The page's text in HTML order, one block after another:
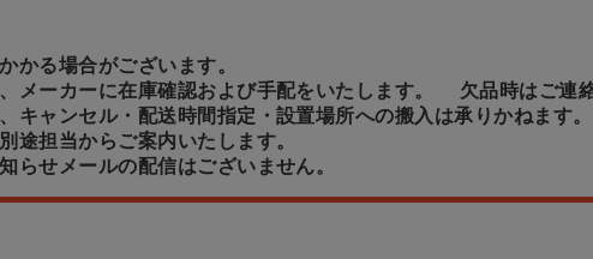
かる場合がございます。
メーカーに在庫確認および手配をいたします。 欠品時はご連
キャンセル・配送時間指定・設置場所への搬入は承りかねます。
途担当からご案内いたします。
らせメールの配信はございません。